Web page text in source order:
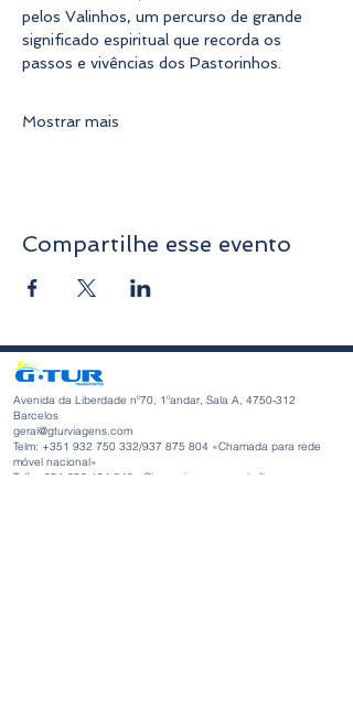
pelos Valinhos, um percurso de grande
significado espiritual que recorda os
passos e vivências dos Pastorinhos.
Mostrar mais
Compartilhe esse evento
Avenida da Liberdade nº70, 1ºandar, Sala A, 4750-312
Barcelos
geral@gturviagens.com
Telm: +351 932 750 332/937 875 804 «Chamada para rede
móvel nacional»
Telf:
+351 253 104 843 «Chamada para a rede fixa